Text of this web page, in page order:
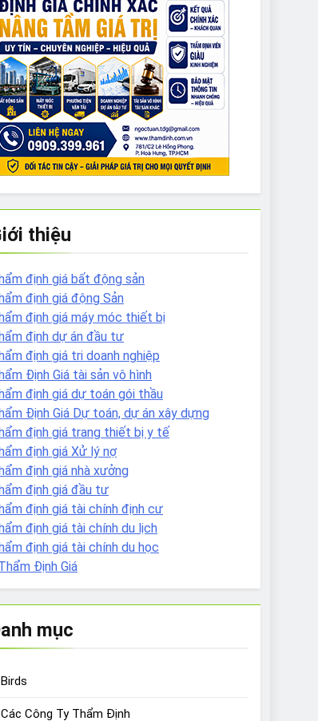
to Groom My Bulldog
thiệu
định giá bất động sản
định giá động Sản
định giá máy móc thiết bị
định dự án đầu tư
định giá tri doanh nghiệp
Định Giá tài sản vô hình
định giá dự toán gói thầu
Định Giá Dự toán, dự án xây dựng
định giá trang thiết bị y tế
định giá Xử lý nợ
định giá nhà xưởng
định giá đầu tư
định giá tài chính định cư
định giá tài chính du lịch
định giá tài chính du học
Định Giá
mục
Birds
Các Công Ty Thẩm Định